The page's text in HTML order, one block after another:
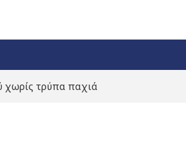
χωρίς τρύπα παχιά